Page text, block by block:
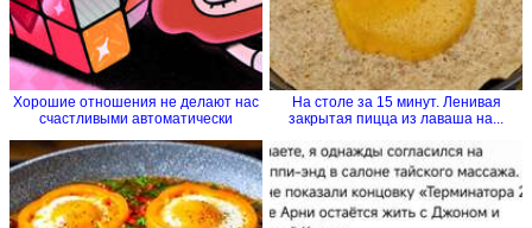
Хорошие отношения не делают нас
счастливыми автоматически
На столе за 15 минут. Ленивая
закрытая пицца из лаваша на...